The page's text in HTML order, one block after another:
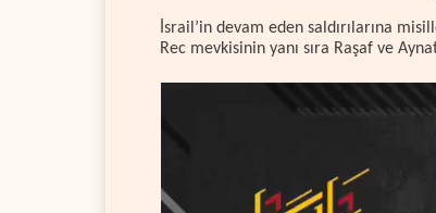
İsrail’in devam eden saldırılarına
Rec mevkisinin yanı sıra Raşaf ve